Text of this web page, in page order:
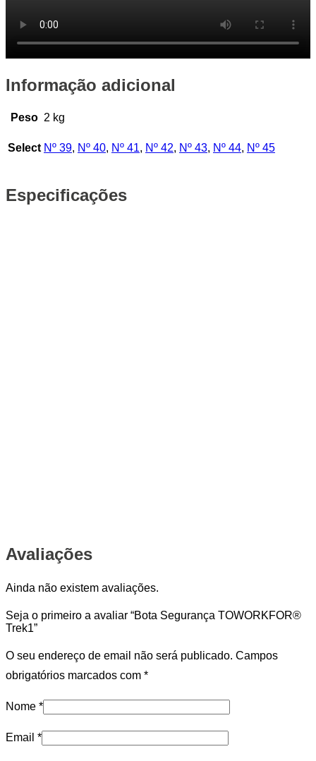
Informação adicional
Peso 2 kg
Select Nº 39, Nº 40, Nº 41, Nº 42, Nº 43, Nº 44, Nº 45
Especificações
Avaliações
Ainda não existem avaliações.
Seja o primeiro a avaliar “Bota Segurança TOWORKFOR®️
Trek1”
O seu endereço de email não será publicado. Campos
obrigatórios marcados com *
Nome *
Email *